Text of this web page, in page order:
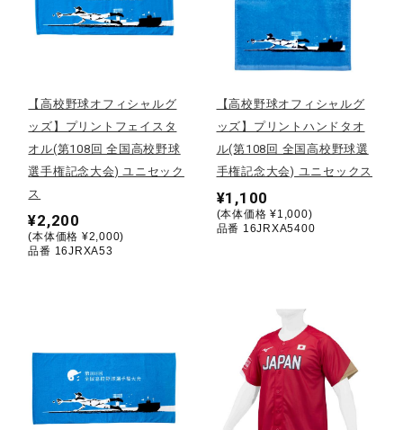
その他
直営店一覧
【高校野球オフィシャルグ
ッズ】プリントフェイスタ
オル(第108回 全国高校野球
選手権記念大会) ユニセック
ス
¥2,200
(本体価格 ¥2,000)
品番 16JRXA53
【高校野球オフィシャルグ
ッズ】プリントハンドタオ
ル(第108回 全国高校野球選
手権記念大会) ユニセックス
¥1,100
(本体価格 ¥1,000)
品番 16JRXA5400